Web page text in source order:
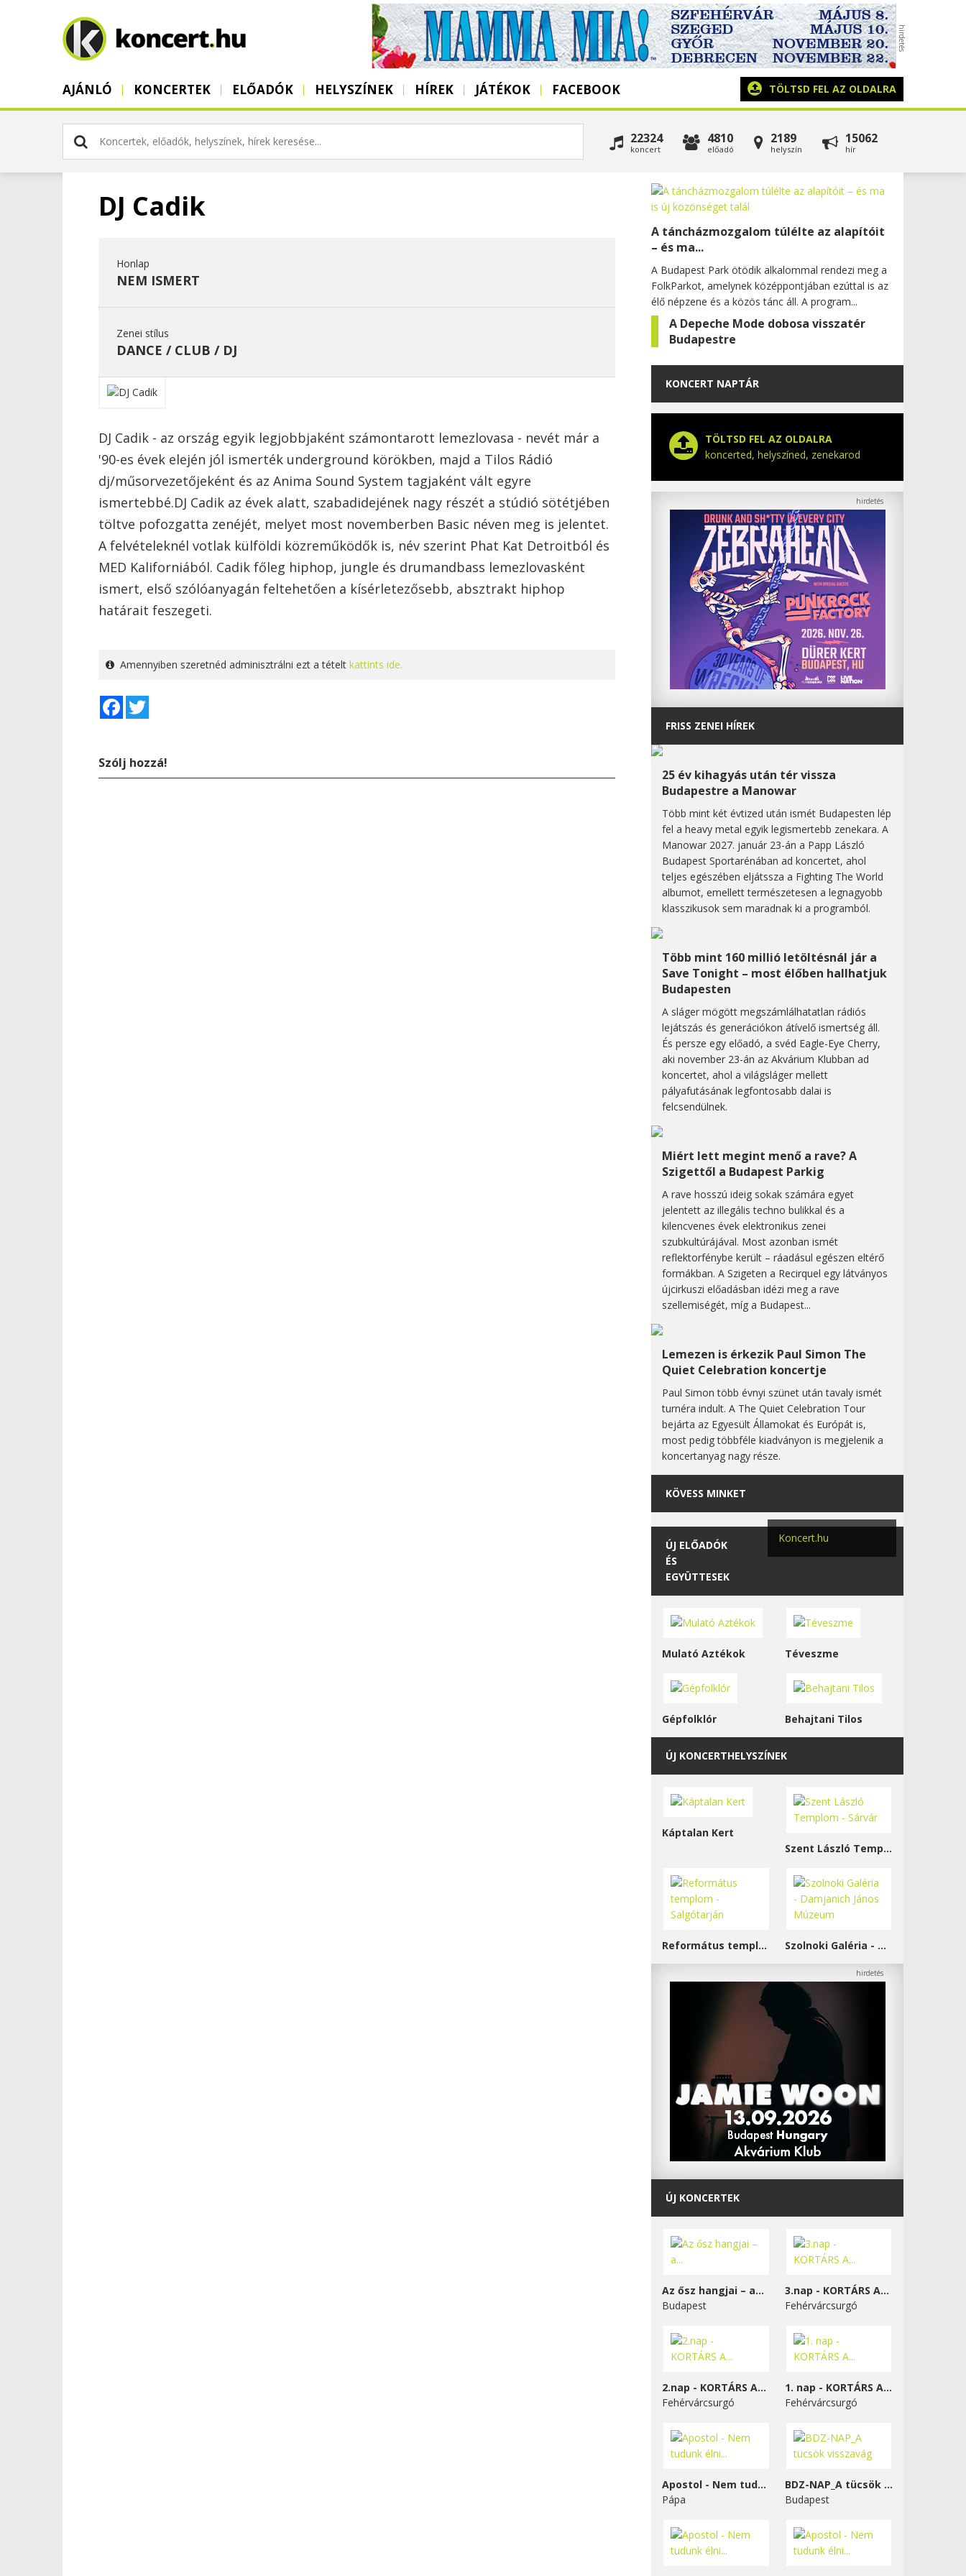
AJÁNLÓ KONCERTEK ELŐADÓK HELYSZÍNEK HÍREK JÁTÉKOK FACEBOOK TÖLTSD FEL AZ OLDALRA
22324
koncert
4810
előadó
2189
helyszín
15062
hír
DJ Cadik
Honlap
NEM ISMERT
Zenei stílus
DANCE / CLUB / DJ
DJ Cadik - az ország egyik legjobbjaként számontarott lemezlovasa - nevét már a
'90-es évek elején jól ismerték underground körökben, majd a Tilos Rádió
dj/műsorvezetőjeként és az Anima Sound System tagjaként vált egyre
ismertebbé.DJ Cadik az évek alatt, szabadidejének nagy részét a stúdió sötétjében
töltve pofozgatta zenéjét, melyet most novemberben Basic néven meg is jelentet.
A felvételeknél votlak külföldi közreműködők is, név szerint Phat Kat Detroitból és
MED Kaliforniából. Cadik főleg hiphop, jungle és drumandbass lemezlovasként
ismert, első szólóanyagán feltehetően a kísérletezősebb, absztrakt hiphop
határait feszegeti.
Amennyiben szeretnéd adminisztrálni ezt a tételt kattints ide.
Facebook
Szólj hozzá!
A táncházmozgalom túlélte az alapítóit
– és ma...
A Budapest Park ötödik alkalommal rendezi meg a
FolkParkot, amelynek középpontjában ezúttal is az
élő népzene és a közös tánc áll. A program...
A Depeche Mode dobosa visszatér
Budapestre
KONCERT NAPTÁR
TÖLTSD FEL AZ OLDALRA
koncerted, helyszíned, zenekarod
FRISS ZENEI HÍREK
25 év kihagyás után tér vissza
Budapestre a Manowar
Több mint két évtized után ismét Budapesten lép
fel a heavy metal egyik legismertebb zenekara. A
Manowar 2027. január 23-án a Papp László
Budapest Sportarénában ad koncertet, ahol
teljes egészében eljátssza a Fighting The World
albumot, emellett természetesen a legnagyobb
klasszikusok sem maradnak ki a programból.
Több mint 160 millió letöltésnál jár a
Save Tonight – most élőben hallhatjuk
Budapesten
A sláger mögött megszámlálhatatlan rádiós
lejátszás és generációkon átívelő ismertség áll.
És persze egy előadó, a svéd Eagle-Eye Cherry,
aki november 23-án az Akvárium Klubban ad
koncertet, ahol a világsláger mellett
pályafutásának legfontosabb dalai is
felcsendülnek.
Miért lett megint menő a rave? A
Szigettől a Budapest Parkig
A rave hosszú ideig sokak számára egyet
jelentett az illegális techno bulikkal és a
kilencvenes évek elektronikus zenei
szubkultúrájával. Most azonban ismét
reflektorfénybe került – ráadásul egészen eltérő
formákban. A Szigeten a Recirquel egy látványos
újcirkuszi előadásban idézi meg a rave
szellemiségét, míg a Budapest...
Lemezen is érkezik Paul Simon The
Quiet Celebration koncertje
Paul Simon több évnyi szünet után tavaly ismét
turnéra indult. A The Quiet Celebration Tour
bejárta az Egyesült Államokat és Európát is,
most pedig többféle kiadványon is megjelenik a
koncertanyag nagy része.
KÖVESS MINKET
Koncert.hu
ÚJ ELŐADÓK
ÉS
EGYÜTTESEK
Mulató Aztékok Téveszme
Gépfolklór Behajtani Tilos
ÚJ KONCERTHELYSZÍNEK
Káptalan Kert
Szent László Templom - Sárvár
Református templom - Salgótarján Szolnoki Galéria - Damjanich János Múzeum
ÚJ KONCERTEK
Az ősz hangjai – a...
Budapest
3.nap - KORTÁRS A...
Fehérvárcsurgó
2.nap - KORTÁRS A...
Fehérvárcsurgó
1. nap - KORTÁRS A...
Fehérvárcsurgó
Apostol - Nem tudunk élni...
Pápa
BDZ-NAP_A tücsök visszavág
Budapest